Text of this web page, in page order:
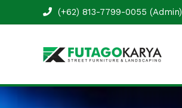
to
(+62) 813-7799-0055 (Admin)